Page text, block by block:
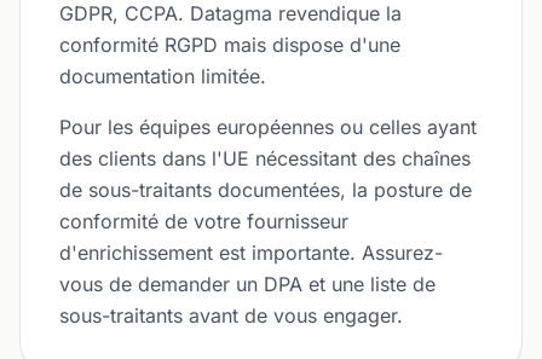
GDPR, CCPA. Datagma revendique la
conformité RGPD mais dispose d'une
documentation limitée.
Pour les équipes européennes ou celles ayant
des clients dans l'UE nécessitant des chaînes
de sous-traitants documentées, la posture de
conformité de votre fournisseur
d'enrichissement est importante. Assurez-
vous de demander un DPA et une liste de
sous-traitants avant de vous engager.